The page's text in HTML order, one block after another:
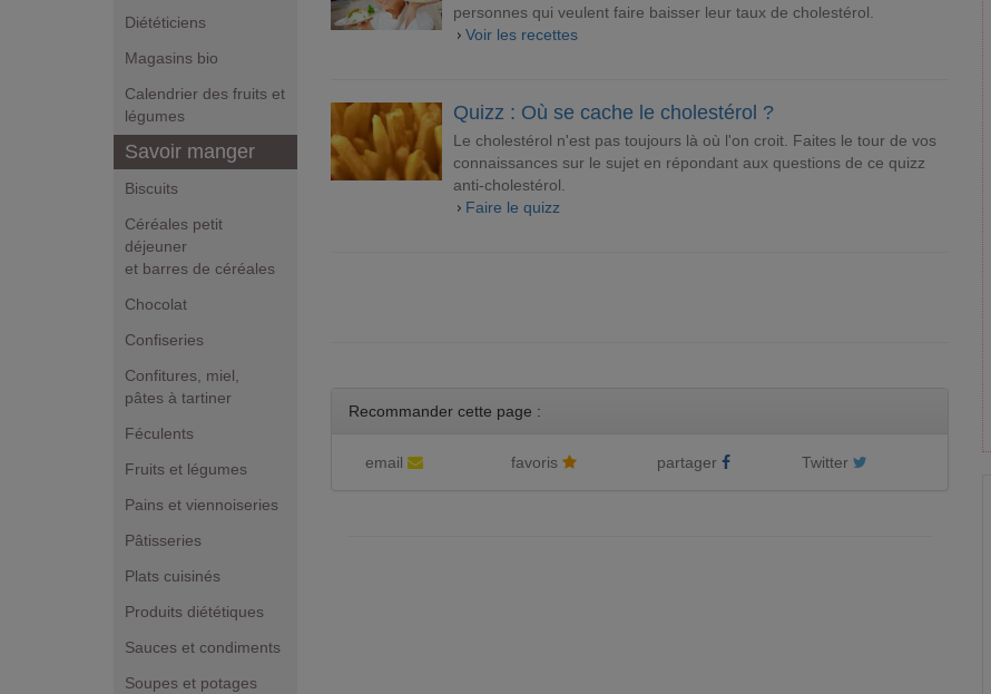
Diététiciens
Magasins bio
Calendrier des fruits et
légumes
Savoir manger
Biscuits
Céréales petit
déjeuner
et barres de céréales
Chocolat
Confiseries
Confitures, miel,
pâtes à tartiner
Féculents
Fruits et légumes
Pains et viennoiseries
Pâtisseries
Plats cuisinés
Produits diététiques
Sauces et condiments
Soupes et potages
personnes qui veulent faire baisser leur taux de cholestérol.
Voir les recettes
Quizz : Où se cache le cholestérol ?
Le cholestérol n'est pas toujours là où l'on croit. Faites le tour de vos
connaissances sur le sujet en répondant aux questions de ce quizz
anti-cholestérol.
Faire le quizz
Recommander cette page :
email favoris partager Twitter